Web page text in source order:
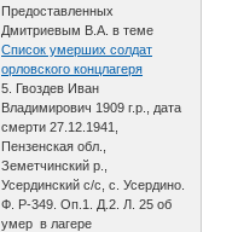
Предоставленных
Дмитриевым В.А. в теме
Список умерших солдат
орловского концлагеря
5. Гвоздев Иван
Владимирович 1909 г.р., дата
смерти 27.12.1941,
Пензенская обл.,
Земетчинский р.,
Усердинский с/с, с. Усердино.
Ф. Р-349. Оп.1. Д.2. Л. 25 об
умер в лагере